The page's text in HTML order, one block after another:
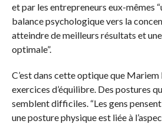
et par les entrepreneurs eux-mêmes
balance psychologique vers la
atteindre de meilleurs résultats et
optimale”.
C’est dans cette optique que
exercices d’équilibre. Des postures
semblent difficiles. “Les gens
une posture physique est liée à